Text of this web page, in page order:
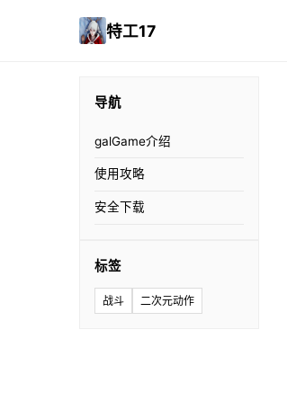
特工17
导航
galGame介绍
使用攻略
安全下载
标签
战斗 二次元动作